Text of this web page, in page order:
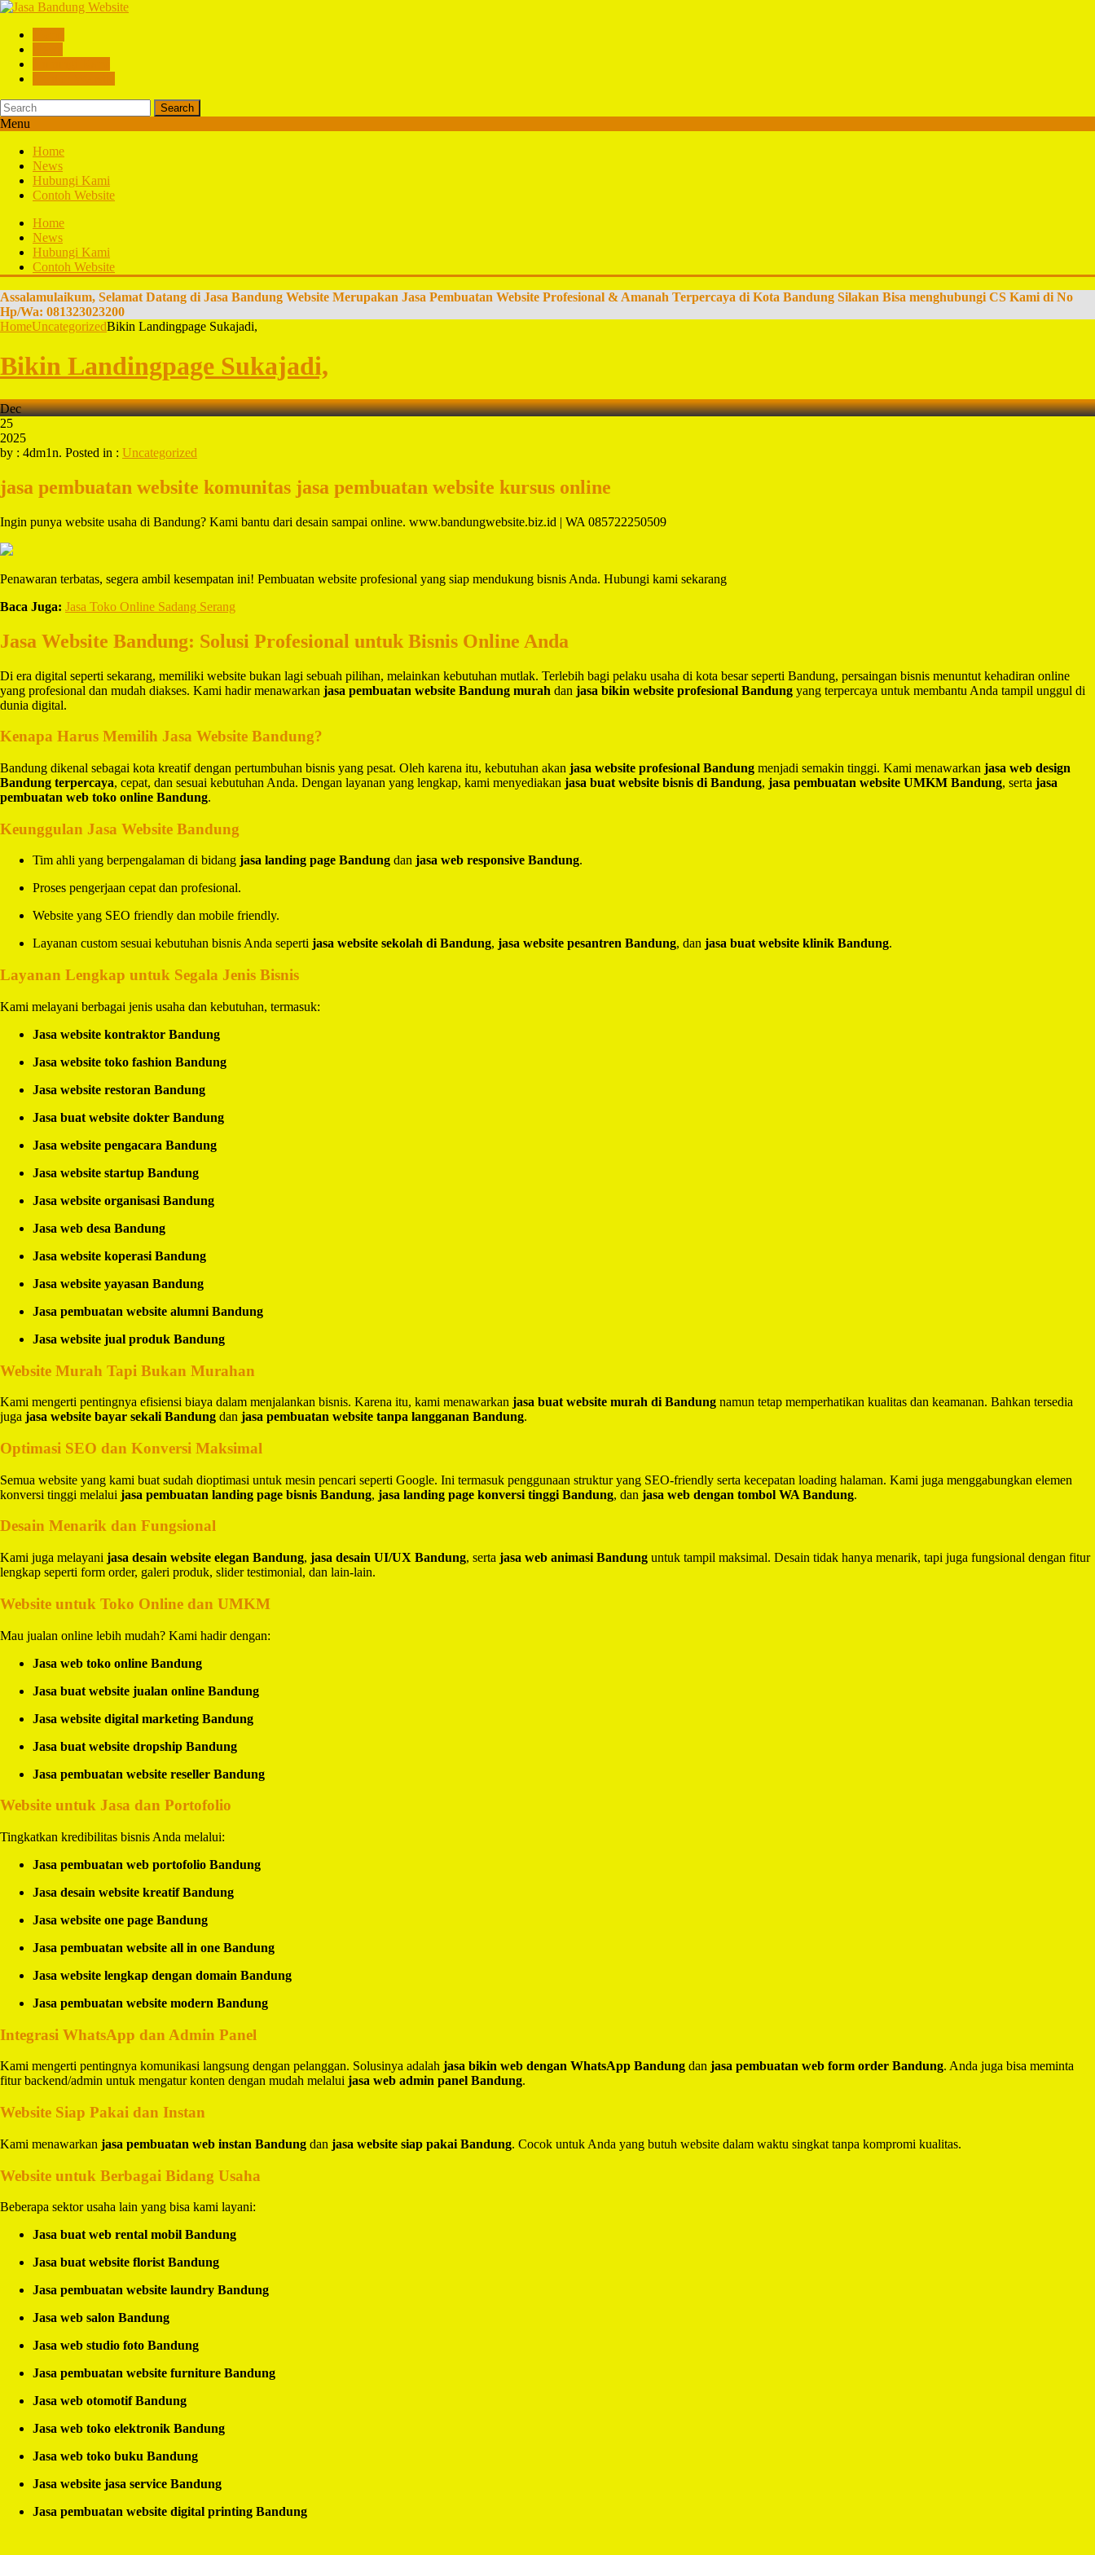
Search
Menu
Home
News
Hubungi Kami
Contoh Website
Home
News
Hubungi Kami
Contoh Website
Assalamulaikum, Selamat Datang di Jasa Bandung Website Merupakan Jasa Pembuatan Website Profesional & Amanah Terpercaya di Kota Bandung Silakan Bisa menghubungi CS Kami di No
Hp/Wa: 081323023200
HomeUncategorizedBikin Landingpage Sukajadi,
Bikin Landingpage Sukajadi,
Dec
25
2025
by : 4dm1n. Posted in : Uncategorized
jasa pembuatan website komunitas jasa pembuatan website kursus online
Ingin punya website usaha di Bandung? Kami bantu dari desain sampai online. www.bandungwebsite.biz.id | WA 085722250509
Penawaran terbatas, segera ambil kesempatan ini! Pembuatan website profesional yang siap mendukung bisnis Anda. Hubungi kami sekarang
Baca Juga: Jasa Toko Online Sadang Serang
Jasa Website Bandung: Solusi Profesional untuk Bisnis Online Anda
Di era digital seperti sekarang, memiliki website bukan lagi sebuah pilihan, melainkan kebutuhan mutlak. Terlebih bagi pelaku usaha di kota besar seperti Bandung, persaingan bisnis menuntut kehadiran online
yang profesional dan mudah diakses. Kami hadir menawarkan jasa pembuatan website Bandung murah dan jasa bikin website profesional Bandung yang terpercaya untuk membantu Anda tampil unggul di
dunia digital.
Kenapa Harus Memilih Jasa Website Bandung?
Bandung dikenal sebagai kota kreatif dengan pertumbuhan bisnis yang pesat. Oleh karena itu, kebutuhan akan jasa website profesional Bandung menjadi semakin tinggi. Kami menawarkan jasa web design
Bandung terpercaya, cepat, dan sesuai kebutuhan Anda. Dengan layanan yang lengkap, kami menyediakan jasa buat website bisnis di Bandung, jasa pembuatan website UMKM Bandung, serta jasa
pembuatan web toko online Bandung.
Keunggulan Jasa Website Bandung
Tim ahli yang berpengalaman di bidang jasa landing page Bandung dan jasa web responsive Bandung.
Proses pengerjaan cepat dan profesional.
Website yang SEO friendly dan mobile friendly.
Layanan custom sesuai kebutuhan bisnis Anda seperti jasa website sekolah di Bandung, jasa website pesantren Bandung, dan jasa buat website klinik Bandung.
Layanan Lengkap untuk Segala Jenis Bisnis
Kami melayani berbagai jenis usaha dan kebutuhan, termasuk:
Jasa website kontraktor Bandung
Jasa website toko fashion Bandung
Jasa website restoran Bandung
Jasa buat website dokter Bandung
Jasa website pengacara Bandung
Jasa website startup Bandung
Jasa website organisasi Bandung
Jasa web desa Bandung
Jasa website koperasi Bandung
Jasa website yayasan Bandung
Jasa pembuatan website alumni Bandung
Jasa website jual produk Bandung
Website Murah Tapi Bukan Murahan
Kami mengerti pentingnya efisiensi biaya dalam menjalankan bisnis. Karena itu, kami menawarkan jasa buat website murah di Bandung namun tetap memperhatikan kualitas dan keamanan. Bahkan tersedia
juga jasa website bayar sekali Bandung dan jasa pembuatan website tanpa langganan Bandung.
Optimasi SEO dan Konversi Maksimal
Semua website yang kami buat sudah dioptimasi untuk mesin pencari seperti Google. Ini termasuk penggunaan struktur yang SEO-friendly serta kecepatan loading halaman. Kami juga menggabungkan elemen
konversi tinggi melalui jasa pembuatan landing page bisnis Bandung, jasa landing page konversi tinggi Bandung, dan jasa web dengan tombol WA Bandung.
Desain Menarik dan Fungsional
Kami juga melayani jasa desain website elegan Bandung, jasa desain UI/UX Bandung, serta jasa web animasi Bandung untuk tampil maksimal. Desain tidak hanya menarik, tapi juga fungsional dengan fitur
lengkap seperti form order, galeri produk, slider testimonial, dan lain-lain.
Website untuk Toko Online dan UMKM
Mau jualan online lebih mudah? Kami hadir dengan:
Jasa web toko online Bandung
Jasa buat website jualan online Bandung
Jasa website digital marketing Bandung
Jasa buat website dropship Bandung
Jasa pembuatan website reseller Bandung
Website untuk Jasa dan Portofolio
Tingkatkan kredibilitas bisnis Anda melalui:
Jasa pembuatan web portofolio Bandung
Jasa desain website kreatif Bandung
Jasa website one page Bandung
Jasa pembuatan website all in one Bandung
Jasa website lengkap dengan domain Bandung
Jasa pembuatan website modern Bandung
Integrasi WhatsApp dan Admin Panel
Kami mengerti pentingnya komunikasi langsung dengan pelanggan. Solusinya adalah jasa bikin web dengan WhatsApp Bandung dan jasa pembuatan web form order Bandung. Anda juga bisa meminta
fitur backend/admin untuk mengatur konten dengan mudah melalui jasa web admin panel Bandung.
Website Siap Pakai dan Instan
Kami menawarkan jasa pembuatan web instan Bandung dan jasa website siap pakai Bandung. Cocok untuk Anda yang butuh website dalam waktu singkat tanpa kompromi kualitas.
Website untuk Berbagai Bidang Usaha
Beberapa sektor usaha lain yang bisa kami layani:
Jasa buat web rental mobil Bandung
Jasa buat website florist Bandung
Jasa pembuatan website laundry Bandung
Jasa web salon Bandung
Jasa web studio foto Bandung
Jasa pembuatan website furniture Bandung
Jasa web otomotif Bandung
Jasa web toko elektronik Bandung
Jasa web toko buku Bandung
Jasa website jasa service Bandung
Jasa pembuatan website digital printing Bandung